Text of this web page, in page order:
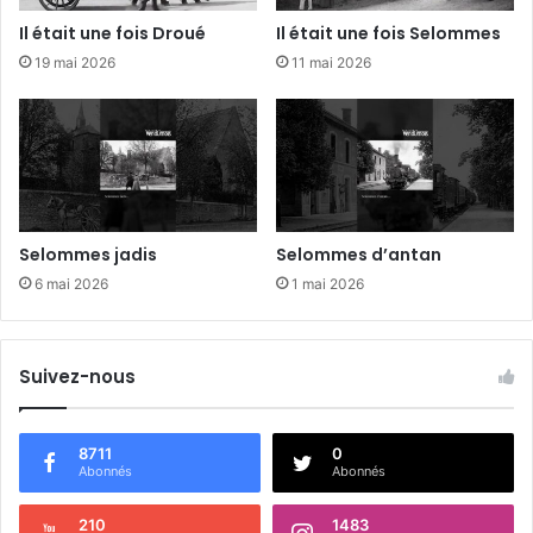
t…
.
Il était une fois Droué
19 mai 2026
Il était une fois Selommes
11 mai 2026
Selommes jadis
6 mai 2026
Selommes d’antan
1 mai 2026
Suivez-nous
8711
Abonnés
0
Abonnés
210 1483